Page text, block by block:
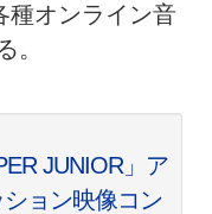
種オンライン音
。
JUNIOR」ア
ョン映像コン